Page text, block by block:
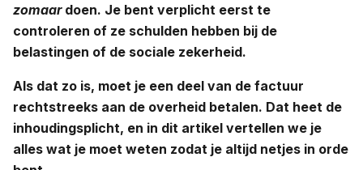
zomaardoen. Je bent verplicht eerst te
controleren of ze schulden hebben bij de
belastingen of de sociale zekerheid.
Als dat zo is, moet je een deel van de factuur
rechtstreeks aan de overheid betalen. Dat heet de
inhoudingsplicht, en in dit artikel vertellen we je
alles wat je moet weten zodat je altijd netjes in orde